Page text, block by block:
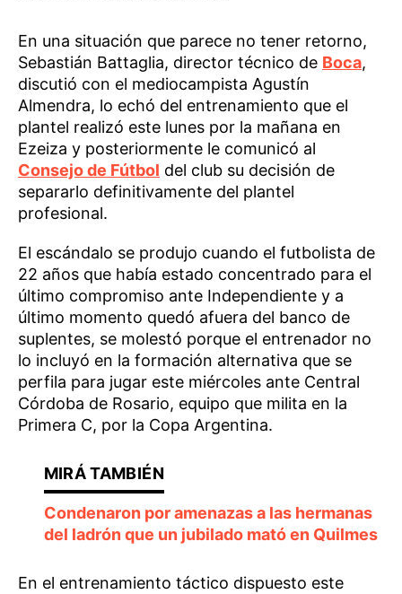
En una situación que parece no tener retorno,
Sebastián Battaglia, director técnico de Boca,
discutió con el mediocampista Agustín
Almendra, lo echó del entrenamiento que el
plantel realizó este lunes por la mañana en
Ezeiza y posteriormente le comunicó al
Consejo de Fútbol del club su decisión de
separarlo definitivamente del plantel
profesional.
El escándalo se produjo cuando el futbolista de
22 años que había estado concentrado para el
último compromiso ante Independiente y a
último momento quedó afuera del banco de
suplentes, se molestó porque el entrenador no
lo incluyó en la formación alternativa que se
perfila para jugar este miércoles ante Central
Córdoba de Rosario, equipo que milita en la
Primera C, por la Copa Argentina.
Condenaron por amenazas a las hermanas
del ladrón que un jubilado mató en Quilmes
En el entrenamiento táctico dispuesto este